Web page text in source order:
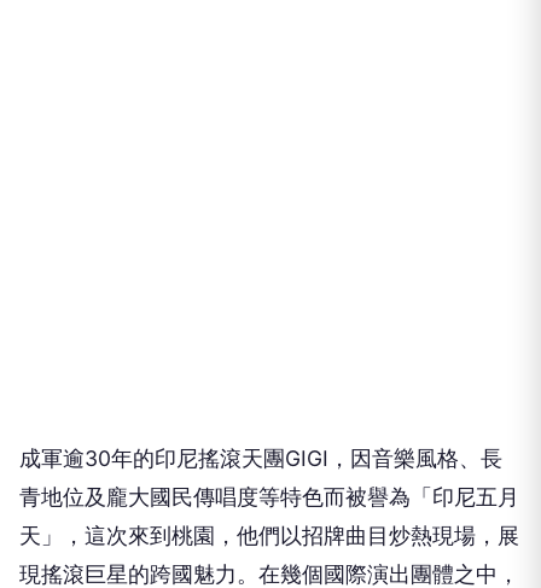
成軍逾30年的印尼搖滾天團GIGI，因音樂風格、長
青地位及龐大國民傳唱度等特色而被譽為「印尼五月
天」，這次來到桃園，他們以招牌曲目炒熱現場，展
現搖滾巨星的跨國魅力。在幾個國際演出團體之中，